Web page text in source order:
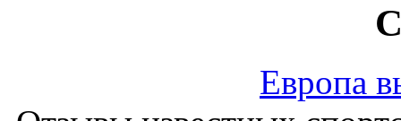
Европа